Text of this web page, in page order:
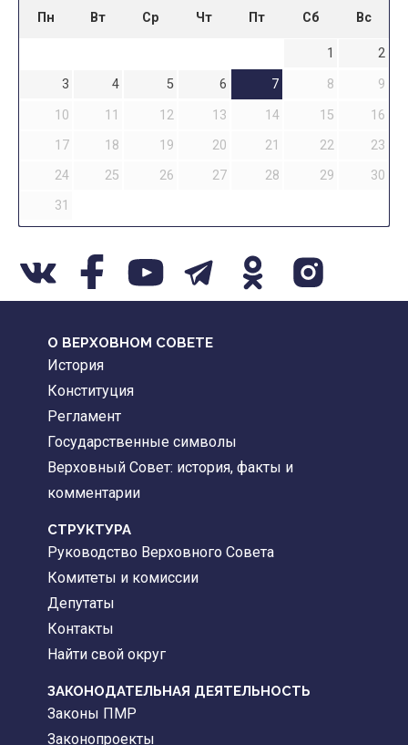
Пн Вт Ср Чт Пт Сб Вс
1
2
3
4 5 6 7 8
9
10
11 12 13 14 15
16
17
18 19 20 21 22
23
24
25 26 27 28 29
30
31
О ВЕРХОВНОМ СОВЕТЕ
История
Конституция
Регламент
Государственные символы
Верховный Совет: история, факты и
комментарии
CТРУКТУРА
Руководство Верховного Совета
Комитеты и комиссии
Депутаты
Контакты
Найти свой округ
ЗАКОНОДАТЕЛЬНАЯ ДЕЯТЕЛЬНОСТЬ
Законы ПМР
Законопроекты